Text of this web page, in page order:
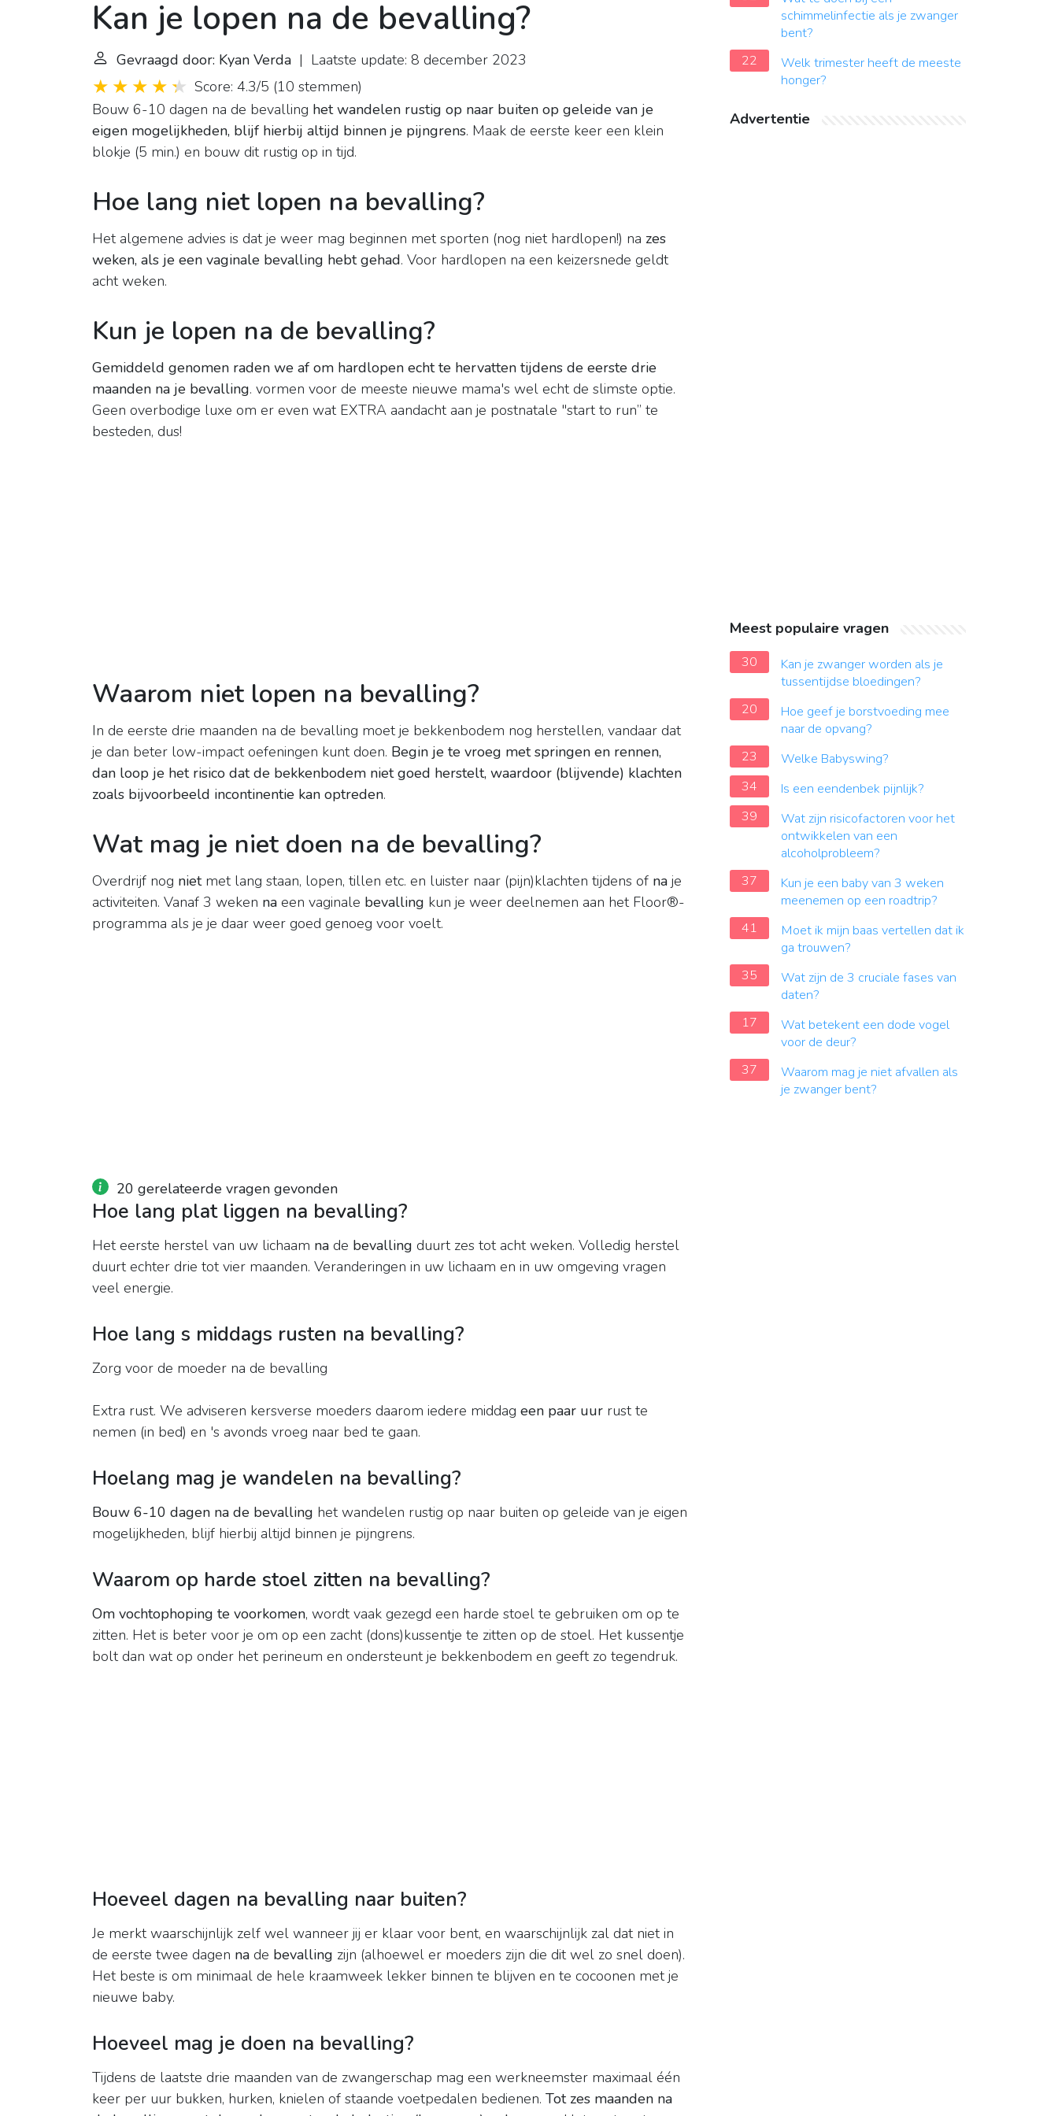
Kan je lopen na de bevalling?
Gevraagd door: Kyan Verda | Laatste update: 8 december 2023
Score: 4.3/5 (10 stemmen)
Bouw 6-10 dagen na de bevalling het wandelen rustig op naar buiten op geleide van je
eigen mogelijkheden, blijf hierbij altijd binnen je pijngrens. Maak de eerste keer een klein
blokje (5 min.) en bouw dit rustig op in tijd.
Hoe lang niet lopen na bevalling?
Het algemene advies is dat je weer mag beginnen met sporten (nog niet hardlopen!) na zes
weken, als je een vaginale bevalling hebt gehad. Voor hardlopen na een keizersnede geldt
acht weken.
Kun je lopen na de bevalling?
Gemiddeld genomen raden we af om hardlopen echt te hervatten tijdens de eerste drie
maanden na je bevalling. vormen voor de meeste nieuwe mama's wel echt de slimste optie.
Geen overbodige luxe om er even wat EXTRA aandacht aan je postnatale "start to run” te
besteden, dus!
Waarom niet lopen na bevalling?
In de eerste drie maanden na de bevalling moet je bekkenbodem nog herstellen, vandaar dat
je dan beter low-impact oefeningen kunt doen. Begin je te vroeg met springen en rennen,
dan loop je het risico dat de bekkenbodem niet goed herstelt, waardoor (blijvende) klachten
zoals bijvoorbeeld incontinentie kan optreden.
Wat mag je niet doen na de bevalling?
Overdrijf nog nietmet lang staan, lopen, tillen etc. en luister naar (pijn)klachten tijdens of na je
activiteiten. Vanaf 3 weken na een vaginale bevalling kun je weer deelnemen aan het Floor®-
programma als je je daar weer goed genoeg voor voelt.
20 gerelateerde vragen gevonden
Hoe lang plat liggen na bevalling?
Het eerste herstel van uw lichaam na de bevalling duurt zes tot acht weken. Volledig herstel
duurt echter drie tot vier maanden. Veranderingen in uw lichaam en in uw omgeving vragen
veel energie.
Hoe lang s middags rusten na bevalling?
Zorg voor de moeder na de bevalling
Extra rust. We adviseren kersverse moeders daarom iedere middag een paar uur rust te
nemen (in bed) en 's avonds vroeg naar bed te gaan.
Hoelang mag je wandelen na bevalling?
Bouw 6-10 dagen na de bevalling het wandelen rustig op naar buiten op geleide van je eigen
mogelijkheden, blijf hierbij altijd binnen je pijngrens.
Waarom op harde stoel zitten na bevalling?
Om vochtophoping te voorkomen, wordt vaak gezegd een harde stoel te gebruiken om op te
zitten. Het is beter voor je om op een zacht (dons)kussentje te zitten op de stoel. Het kussentje
bolt dan wat op onder het perineum en ondersteunt je bekkenbodem en geeft zo tegendruk.
Hoeveel dagen na bevalling naar buiten?
Je merkt waarschijnlijk zelf wel wanneer jij er klaar voor bent, en waarschijnlijk zal dat niet in
de eerste twee dagen na de bevalling zijn (alhoewel er moeders zijn die dit wel zo snel doen).
Het beste is om minimaal de hele kraamweek lekker binnen te blijven en te cocoonen met je
nieuwe baby.
Hoeveel mag je doen na bevalling?
Tijdens de laatste drie maanden van de zwangerschap mag een werkneemster maximaal één
keer per uur bukken, hurken, knielen of staande voetpedalen bedienen. Tot zes maanden na
schimmelinfectie als je zwanger
bent?
22
Welk trimester heeft de meeste
honger?
Advertentie
Meest populaire vragen
30
Kan je zwanger worden als je
tussentijdse bloedingen?
20
Hoe geef je borstvoeding mee
naar de opvang?
23
Welke Babyswing?
34
Is een eendenbek pijnlijk?
39
Wat zijn risicofactoren voor het
ontwikkelen van een
alcoholprobleem?
37
Kun je een baby van 3 weken
meenemen op een roadtrip?
41
Moet ik mijn baas vertellen dat ik
ga trouwen?
35
Wat zijn de 3 cruciale fases van
daten?
17
Wat betekent een dode vogel
voor de deur?
37
Waarom mag je niet afvallen als
je zwanger bent?